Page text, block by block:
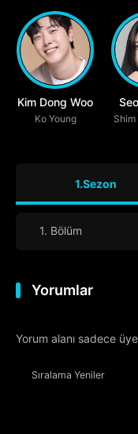
Kim Dong Woo
Ko Young
1.Sezon
1. Bölüm
Yorumlar
Yorum alanı sadece
Sıralama Yeniler